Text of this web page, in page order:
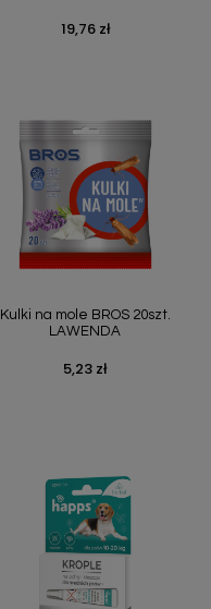
Cena
19,76 zł
Kulki na mole BROS 20szt.
LAWENDA
Cena
5,23 zł